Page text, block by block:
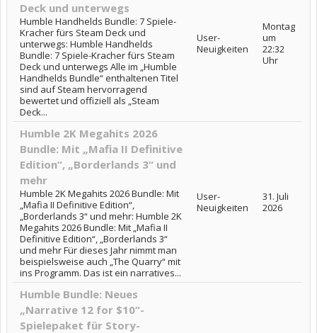
Deck und unterwegs
Humble Handhelds Bundle: 7 Spiele-
Kracher fürs Steam Deck und
unterwegs: Humble Handhelds
Bundle: 7 Spiele-Kracher fürs Steam
Deck und unterwegs Alle im „Humble
Handhelds Bundle“ enthaltenen Titel
sind auf Steam hervorragend
bewertet und offiziell als „Steam
Deck...
User-
Neuigkeiten
Montag
um
22:32
Uhr
Humble 2K Megahits 2026
Bundle: Mit „Mafia II Definitive
Edition“, „Borderlands 3“ und
mehr
Humble 2K Megahits 2026 Bundle: Mit
„Mafia II Definitive Edition“,
„Borderlands 3“ und mehr: Humble 2K
Megahits 2026 Bundle: Mit „Mafia II
Definitive Edition“, „Borderlands 3“
und mehr Für dieses Jahr nimmt man
beispielsweise auch „The Quarry“ mit
ins Programm. Das ist ein narratives...
User-
Neuigkeiten
31. Juli
2026
Humble Bundle: Neues
„Narrative 12 for $10“-
Spielepaket für Story-